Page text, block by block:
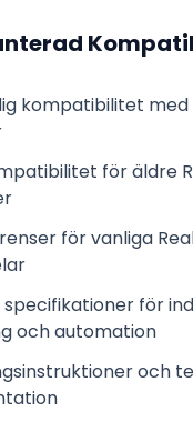
kompatibilitet med
för äldre
för vanliga
specifikationer för
och automation
och